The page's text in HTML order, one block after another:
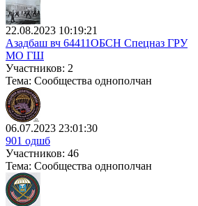
22.08.2023 10:19:21
Азадбаш вч 64411ОБСН Спецназ ГРУ
МО ГШ
Участников: 2
Тема: Сообщества однополчан
06.07.2023 23:01:30
901 одшб
Участников: 46
Тема: Сообщества однополчан